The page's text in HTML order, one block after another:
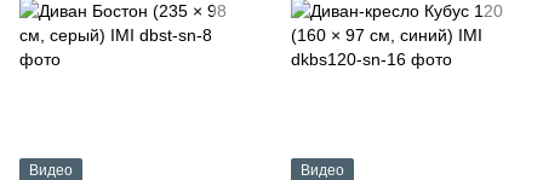
Видео
Видео